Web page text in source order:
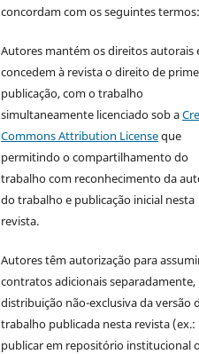
concordam com os seguintes termos:
Autores mantém os direitos autorais
concedem à revista o direito de
publicação, com o trabalho
simultaneamente licenciado sob a
Commons Attribution Licenseque
permitindo o compartilhamento do
trabalho com reconhecimento da
do trabalho e publicação inicial nesta
revista.
Autores têm autorização para
contratos adicionais separadamente,
distribuição não-exclusiva da versão
trabalho publicada nesta revista (ex.:
publicar em repositório institucional